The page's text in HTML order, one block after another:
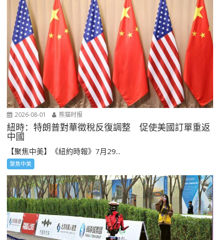
2026-08-01 熊猫时报
紐時：特朗普對華徵稅反復調整 促使美國訂單重返
中國
【聚焦中美】《紐約時報》7月29...
聚焦中美